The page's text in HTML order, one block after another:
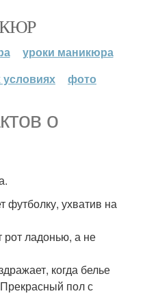
уроки маникюра
фото
о
футболку, ухватив на
ладонью, а не
когда белье
пол с